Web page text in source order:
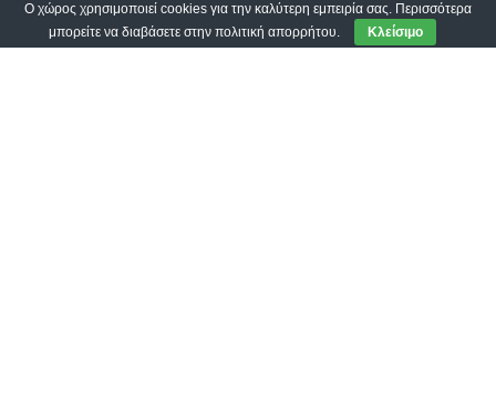
Ταμείο
Επικοινωνία
Ο χώρος χρησιμοποιεί cookies για την καλύτερη εμπειρία σας. Περισσότερα
μπορείτε να διαβάσετε στην πολιτική απορρήτου.
Κλείσιμο